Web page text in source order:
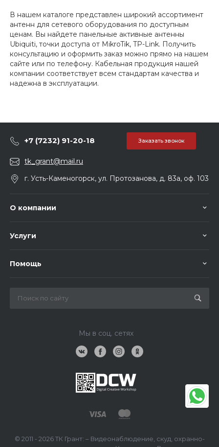
В нашем каталоге представлен широкий ассортимент
антенн для сетевого оборудования по доступным
ценам. Вы найдете панельные активные антенны
Ubiquiti, точки доступа от MikroTik, TP-Link. Получить
консультацию и оформить заказ можно прямо на нашем
сайте или по телефону. Кабельная продукция нашей
компании соответствует всем стандартам качества и
надежна в эксплуатации.
+7 (7232) 91-20-18 Заказать звонок
tk_grant@mail.ru
г. Усть-Каменогорск, ул. Протозанова, д. 83а, оф. 103
О компании
Услуги
Помощь
Мы в соц. сетях
© 2011 - 2026 ТК Грант: – Видеонаблюдение, скуд, охранно-